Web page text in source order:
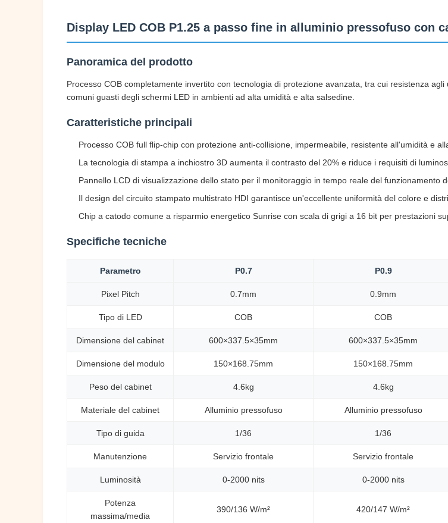
Display LED COB P1.25 a passo fine in alluminio pressofuso con
Panoramica del prodotto
Processo COB completamente invertito con tecnologia di protezione avanzata, tra cui resistenza
comuni guasti degli schermi LED in ambienti ad alta umidità e alta salsedine.
Caratteristiche principali
Processo COB full flip-chip con protezione anti-collisione, impermeabile, resistente all'umidità e
La tecnologia di stampa a inchiostro 3D aumenta il contrasto del 20% e riduce i requisiti di
Pannello LCD di visualizzazione dello stato per il monitoraggio in tempo reale del funzionamento
Il design del circuito stampato multistrato HDI garantisce un'eccellente uniformità del colore e
Chip a catodo comune a risparmio energetico Sunrise con scala di grigi a 16 bit per prestazioni
Specifiche tecniche
Parametro P0.7 P0.9
Pixel Pitch 0.7mm 0.9mm
Tipo di LED COB COB
Dimensione del cabinet 600×337.5×35mm 600×337.5×35mm
Dimensione del modulo 150×168.75mm 150×168.75mm
Peso del cabinet 4.6kg 4.6kg
Materiale del cabinet Alluminio pressofuso Alluminio pressofuso
Tipo di guida 1/36 1/36
Manutenzione Servizio frontale Servizio frontale
Luminosità 0-2000 nits 0-2000 nits
Potenza
massima/media
390/136 W/m² 420/147 W/m²